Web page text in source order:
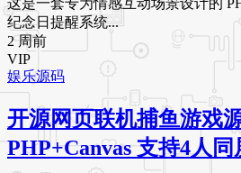
纪念日提醒系统...
2 周前
VIP
娱乐源码
开源网页联机捕鱼游戏
PHP+Canvas 支持4人同